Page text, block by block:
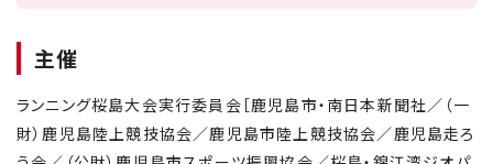
主催
ランニング桜島大会実行委員会［鹿児島市・南日本新聞社／（一
財）鹿児島陸上競技協会／鹿児島市陸上競技協会／鹿児島走ろ